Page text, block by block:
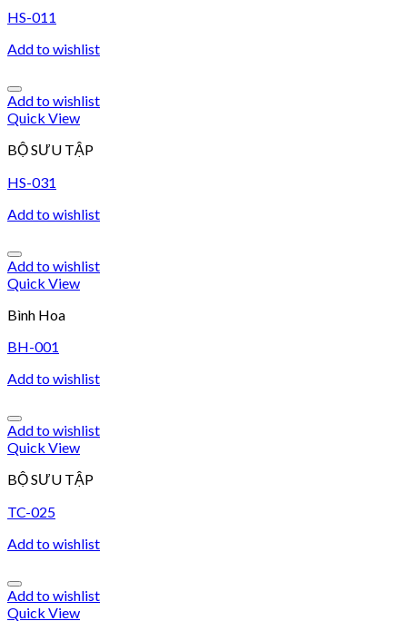
HS-011
Add to wishlist
Add to wishlist
Quick View
BỘ SƯU TẬP
HS-031
Add to wishlist
Add to wishlist
Quick View
Bình Hoa
BH-001
Add to wishlist
Add to wishlist
Quick View
BỘ SƯU TẬP
TC-025
Add to wishlist
Add to wishlist
Quick View